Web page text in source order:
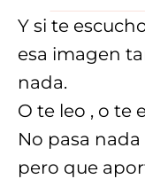
Y si te
esa imagen
nada.
O te leo , o te
No pasa
pero que